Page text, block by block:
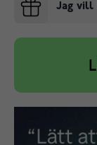
Jag vill